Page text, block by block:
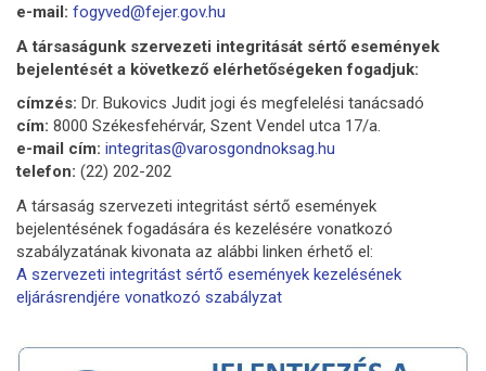
e-mail: fogyved@fejer.gov.hu
A társaságunk szervezeti integritását sértő események
bejelentését a következő elérhetőségeken fogadjuk:
címzés: Dr. Bukovics Judit jogi és megfelelési tanácsadó
cím: 8000 Székesfehérvár, Szent Vendel utca 17/a.
e-mail cím: integritas@varosgondnoksag.hu
telefon: (22) 202-202
A társaság szervezeti integritást sértő események
bejelentésének fogadására és kezelésére vonatkozó
szabályzatának kivonata az alábbi linken érhető el:
A szervezeti integritást sértő események kezelésének
eljárásrendjére vonatkozó szabályzat